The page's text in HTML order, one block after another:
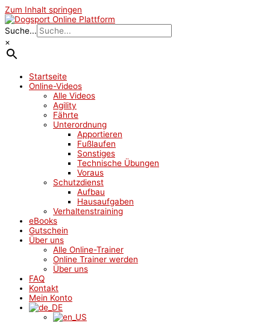
Zum Inhalt springen
Suche...
×
Startseite
Online-Videos
Alle Videos
Agility
Fährte
Unterordnung
Apportieren
Fußlaufen
Sonstiges
Technische Übungen
Voraus
Schutzdienst
Aufbau
Hausaufgaben
Verhaltenstraining
eBooks
Gutschein
Über uns
Alle Online-Trainer
Online Trainer werden
Über uns
FAQ
Kontakt
Mein Konto